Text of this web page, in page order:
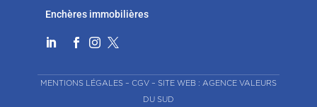
Enchères immobilières
   
MENTIONS LÉGALES– CGV– SITE WEB : AGENCE VALEURS
DU SUD